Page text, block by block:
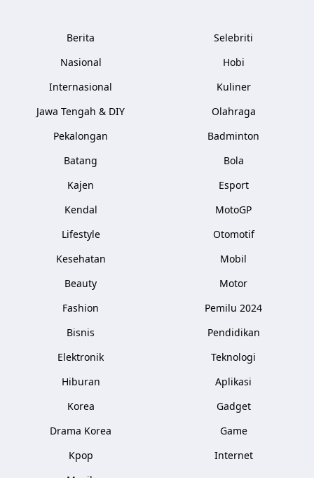
Berita
Nasional
Internasional
Jawa Tengah & DIY
Pekalongan
Batang
Kajen
Kendal
Lifestyle
Kesehatan
Beauty
Fashion
Bisnis
Elektronik
Hiburan
Korea
Drama Korea
Kpop
Selebriti
Hobi
Kuliner
Olahraga
Badminton
Bola
Esport
MotoGP
Otomotif
Mobil
Motor
Pemilu 2024
Pendidikan
Teknologi
Aplikasi
Gadget
Game
Internet